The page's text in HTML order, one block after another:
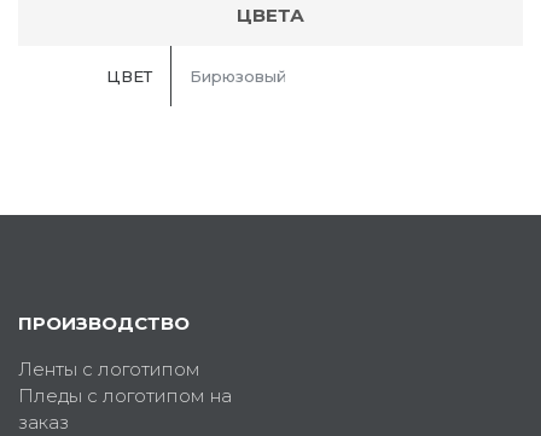
ЦВЕТА
ЦВЕТ Бирюзовый
ПРОИЗВОДСТВО
Ленты с логотипом
Пледы с логотипом на
заказ